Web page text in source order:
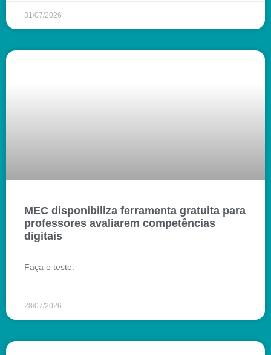
31/07/2026
MEC disponibiliza ferramenta gratuita para
professores avaliarem competências
digitais
Faça o teste.
28/07/2026